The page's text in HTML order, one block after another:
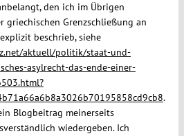
den ich im Übrigen
griechischen Grenzschließung an
beschrieb, siehe
aktuell/politik/staat-und-
asylrecht-das-ende-einer-
.
Blogbeitrag meinerseits
wiedergeben. Ich